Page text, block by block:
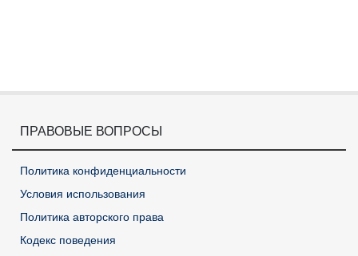
ПРАВОВЫЕ ВОПРОСЫ
Политика конфиденциальности
Условия использования
Политика авторского права
Кодекс поведения